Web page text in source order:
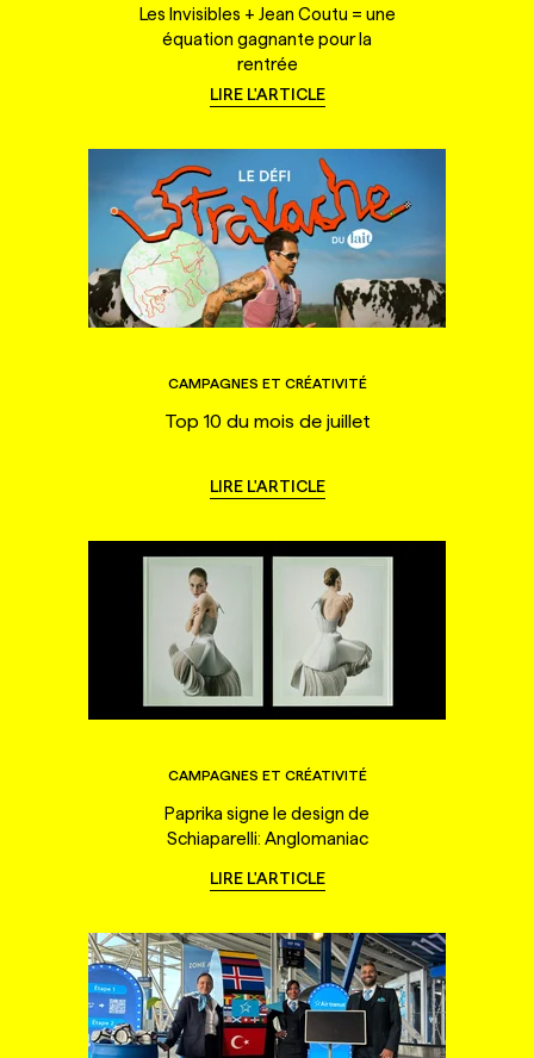
Les Invisibles + Jean Coutu = une
équation gagnante pour la
rentrée
LIRE L'ARTICLE
CAMPAGNES ET CRÉATIVITÉ
Top 10 du mois de juillet
LIRE L'ARTICLE
CAMPAGNES ET CRÉATIVITÉ
Paprika signe le design de
Schiaparelli: Anglomaniac
LIRE L'ARTICLE